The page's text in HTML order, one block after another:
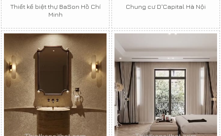
Thiết kế biệt thự BaSon Hồ Chí
Minh
Chung cư D'Capital Hà Nội